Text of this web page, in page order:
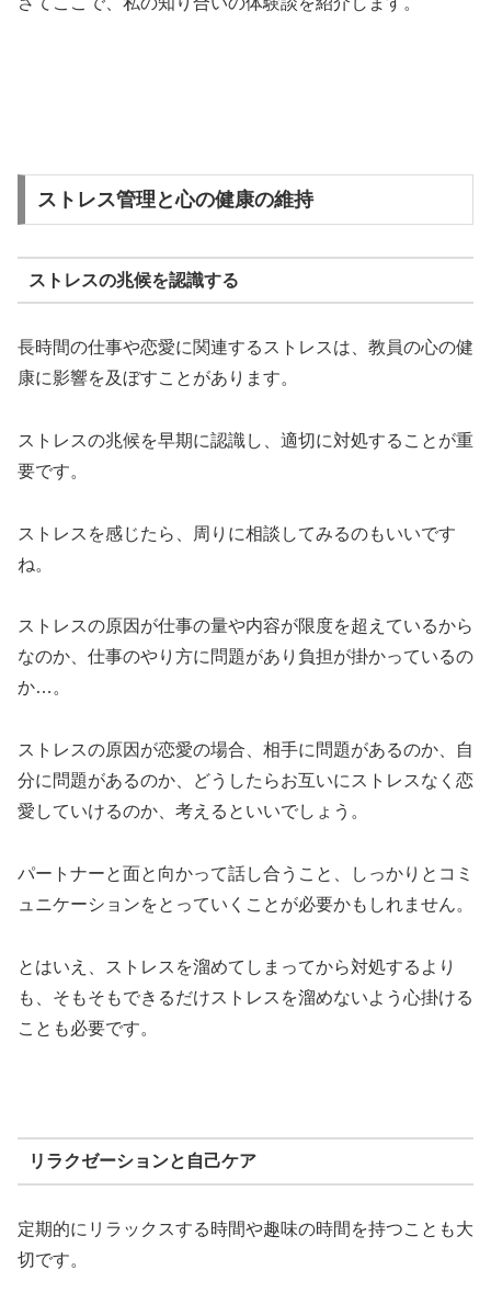
ストレス管理と心の健康の維持
ストレスの兆候を認識する
長時間の仕事や恋愛に関連するストレスは、教員の心の健
康に影響を及ぼすことがあります。
ストレスの兆候を早期に認識し、適切に対処することが重
要です。
ストレスを感じたら、周りに相談してみるのもいいです
ね。
ストレスの原因が仕事の量や内容が限度を超えているから
なのか、仕事のやり方に問題があり負担が掛かっているの
か…。
ストレスの原因が恋愛の場合、相手に問題があるのか、自
分に問題があるのか、どうしたらお互いにストレスなく恋
愛していけるのか、考えるといいでしょう。
パートナーと面と向かって話し合うこと、しっかりとコミ
ュニケーションをとっていくことが必要かもしれません。
とはいえ、ストレスを溜めてしまってから対処するより
も、そもそもできるだけストレスを溜めないよう心掛ける
ことも必要です。
リラクゼーションと自己ケア
定期的にリラックスする時間や趣味の時間を持つことも大
切です。